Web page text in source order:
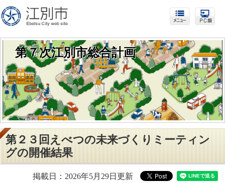
第７次江別市総合計画
第２３回えべつの未来づくりミーティン
グの開催結果
掲載日：2026年5月29日更新